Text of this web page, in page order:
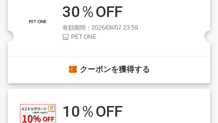
30％OFF
有効期間：2026/08/07 23:59
PET ONE
クーポンを獲得する
10％OFF